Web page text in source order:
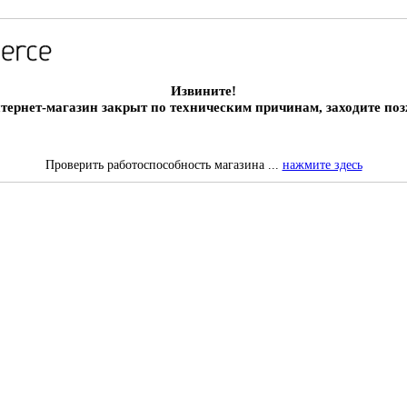
Извините!
магазин закрыт по техническим причинам, заходите
Проверить работоспособность магазина ... нажмите здесь